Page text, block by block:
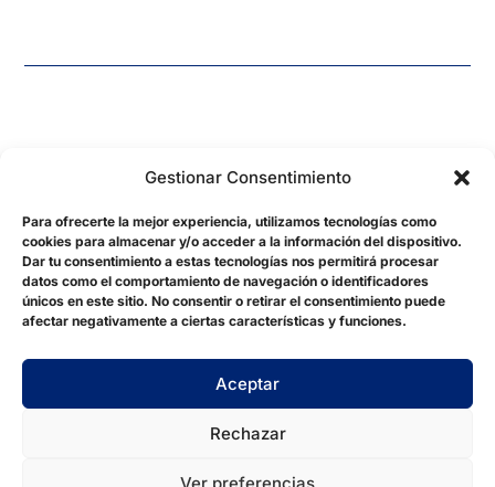
Gestionar Consentimiento
Para ofrecerte la mejor experiencia, utilizamos tecnologías como
cookies para almacenar y/o acceder a la información del dispositivo.
Dar tu consentimiento a estas tecnologías nos permitirá procesar
datos como el comportamiento de navegación o identificadores
únicos en este sitio. No consentir o retirar el consentimiento puede
afectar negativamente a ciertas características y funciones.
Aceptar
Rechazar
Ver preferencias
hydrasimsports@gmail.com
©2026. Created byjordimorenodiaz.dev
Aviso Legal
Política de Privacidad
Política de Cookies
Condiciones de Venta